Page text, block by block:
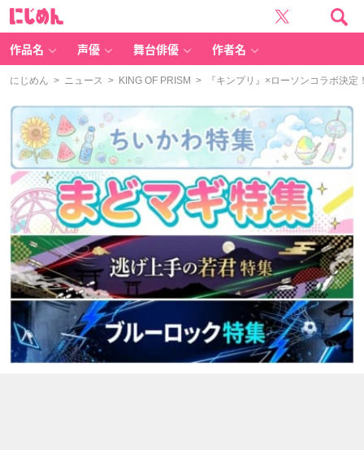
作品名 声優 舞台俳優 作者名
にじめん > ニュース > KING OF PRISM > 『キンプリ』×ローソンコラボ決定